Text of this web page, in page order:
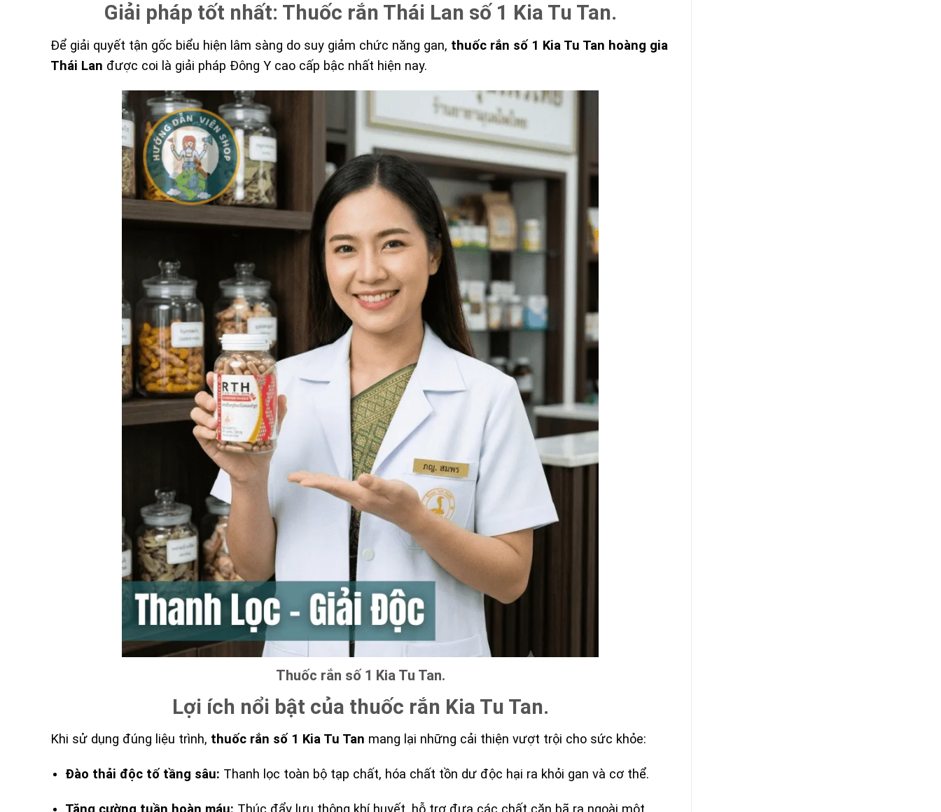
Giải pháp tốt nhất: Thuốc rắn Thái Lan số 1 Kia Tu Tan.
Để giải quyết tận gốc biểu hiện lâm sàng do suy giảm chức năng gan, thuốc rắn số 1 Kia Tu Tan hoàng gia
Thái Lan được coi là giải pháp Đông Y cao cấp bậc nhất hiện nay.
Thuốc rắn số 1 Kia Tu Tan.
Lợi ích nổi bật của thuốc rắn Kia Tu Tan.
Khi sử dụng đúng liệu trình, thuốc rắn số 1 Kia Tu Tan mang lại những cải thiện vượt trội cho sức khỏe:
Đào thải độc tố tầng sâu: Thanh lọc toàn bộ tạp chất, hóa chất tồn dư độc hại ra khỏi gan và cơ thể.
Tăng cường tuần hoàn máu: Thúc đẩy lưu thông khí huyết, hỗ trợ đưa các chất cặn bã ra ngoài một